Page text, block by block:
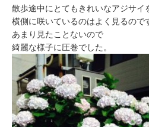
散歩途中にとてもきれいなアジサイ
横側に咲いているのはよく見るので
あまり見たことないので
綺麗な様子に圧巻でした。